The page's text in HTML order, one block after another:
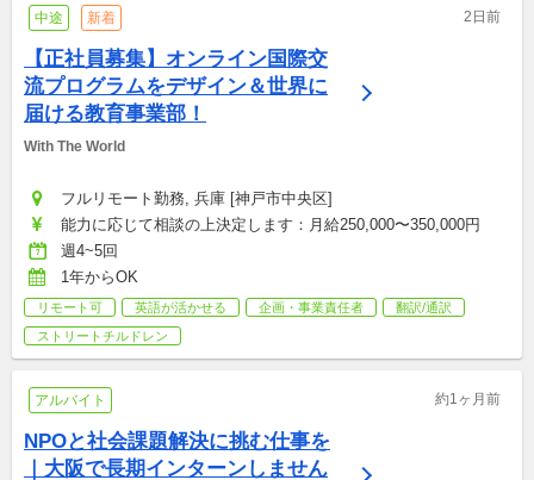
中途 新着 2日前
【正社員募集】オンライン国際交
流プログラムをデザイン＆世界に
届ける教育事業部！
With The World
フルリモート勤務, 兵庫 [神戸市中央区]
能力に応じて相談の上決定します：月給250,000〜350,000円
週4~5回
1年からOK
リモート可 英語が活かせる 企画・事業責任者
翻訳/通訳
ストリートチルドレン
アルバイト 約1ヶ月前
NPOと社会課題解決に挑む仕事を
｜大阪で長期インターンしません